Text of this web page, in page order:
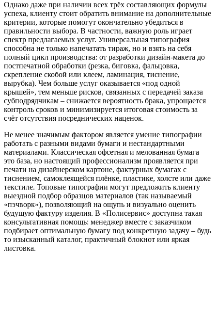
Однако даже при наличии всех трёх составляющих формулы
успеха, клиенту стоит обратить внимание на дополнительные
критерии, которые помогут окончательно убедиться в
правильности выбора. В частности, важную роль играет
спектр предлагаемых услуг. Универсальная типография
способна не только напечатать тираж, но и взять на себя
полный цикл производства: от разработки дизайн-макета до
постпечатной обработки (резка, биговка, фальцовка,
скрепление скобой или клеем, ламинация, тиснение,
вырубка). Чем больше услуг оказывается «под одной
крышей», тем меньше рисков, связанных с передачей заказа
субподрядчикам – снижается вероятность брака, упрощается
контроль сроков и минимизируется итоговая стоимость за
счёт отсутствия посреднических наценок.
Не менее значимым фактором является умение типографии
работать с разными видами бумаги и нестандартными
материалами. Классическая офсетная и мелованная бумага –
это база, но настоящий профессионализм проявляется при
печати на дизайнерском картоне, фактурных бумагах с
тиснением, самоклеящейся плёнке, пластике, холсте или даже
текстиле. Топовые типографии могут предложить клиенту
выездной подбор образцов материалов (так называемый
«пэчворк»), позволяющий на ощупь и визуально оценить
будущую фактуру изделия. В «Полисервис» доступна такая
консультативная помощь: менеджер вместе с заказчиком
подбирает оптимальную бумагу под конкретную задачу – будь
то изысканный каталог, практичный блокнот или яркая
листовка.